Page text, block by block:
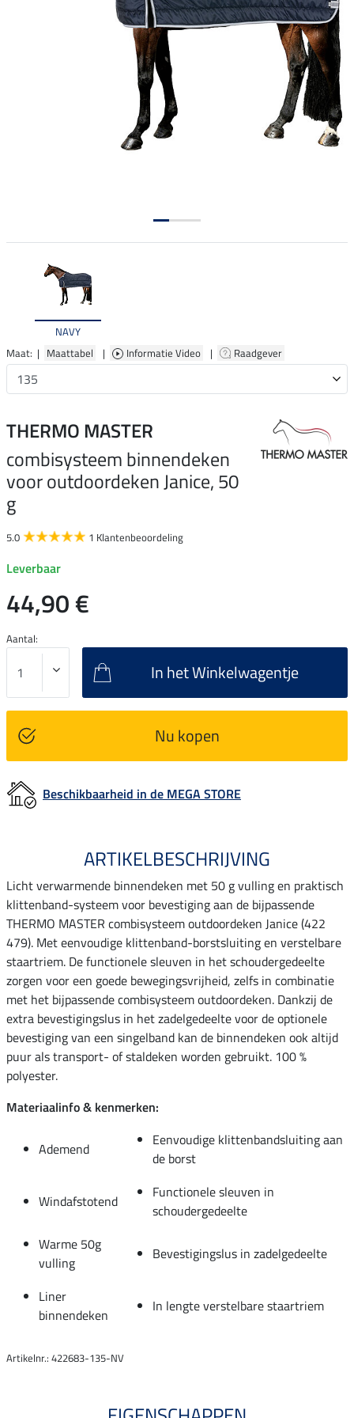
NAVY
Maat: | Maattabel | Informatie Video | Raadgever
THERMO MASTER
combisysteem binnendeken
voor outdoordeken Janice, 50
g
5.0 1 Klantenbeoordeling
Leverbaar
44,90 €
Aantal:
In het Winkelwagentje
Nu kopen
Beschikbaarheid in de MEGA STORE
ARTIKELBESCHRIJVING
Licht verwarmende binnendeken met 50 g vulling en praktisch
klittenband-systeem voor bevestiging aan de bijpassende
THERMO MASTER combisysteem outdoordeken Janice (422
479). Met eenvoudige klittenband-borstsluiting en verstelbare
staartriem. De functionele sleuven in het schoudergedeelte
zorgen voor een goede bewegingsvrijheid, zelfs in combinatie
met het bijpassende combisysteem outdoordeken. Dankzij de
extra bevestigingslus in het zadelgedeelte voor de optionele
bevestiging van een singelband kan de binnendeken ook altijd
puur als transport- of staldeken worden gebruikt. 100 %
polyester.
Materiaalinfo & kenmerken:
Ademend
Eenvoudige klittenbandsluiting aan
de borst
Windafstotend
Functionele sleuven in
schoudergedeelte
Warme 50g
vulling
Bevestigingslus in zadelgedeelte
Liner
binnendeken
In lengte verstelbare staartriem
Artikelnr.: 422683-135-NV